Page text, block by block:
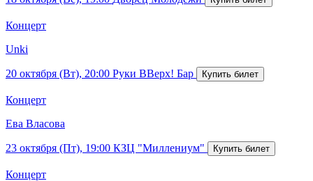
Концерт
Unki
20 октября (Вт), 20:00 Руки ВВерх! Бар
Концерт
Ева Власова
23 октября (Пт), 19:00 КЗЦ "Миллениум"
Концерт